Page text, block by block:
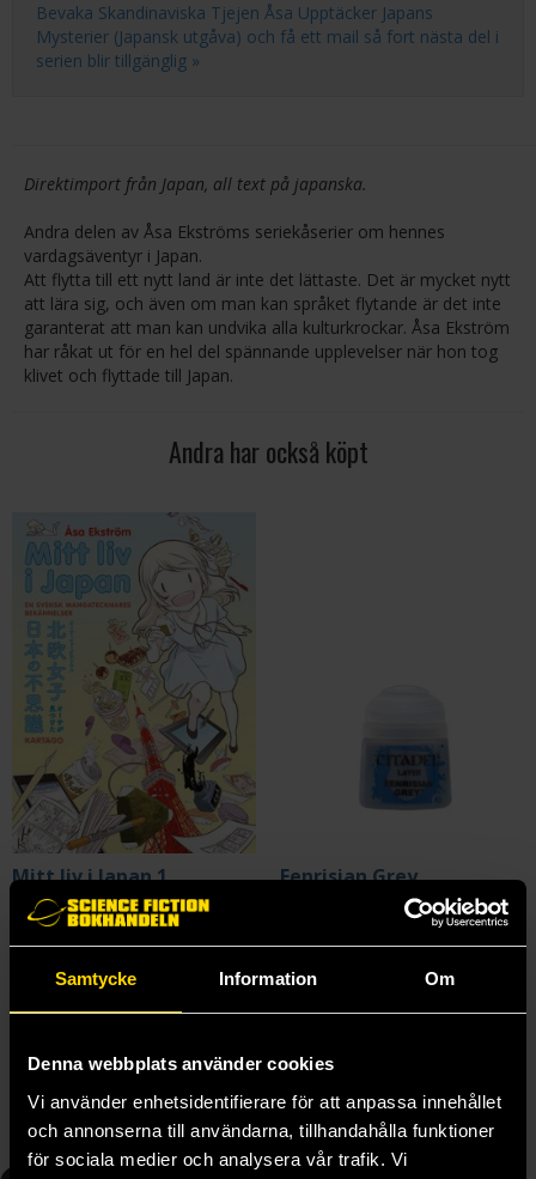
Samtycke Information Om
Denna webbplats använder cookies
Vi använder enhetsidentifierare för att anpassa innehållet
och annonserna till användarna, tillhandahålla funktioner
för sociala medier och analysera vår trafik. Vi
Bevaka Skandinaviska Tjejen Åsa Upptäcker Japans
Mysterier (Japansk utgåva) och få ett mail så fort nästa del i
serien blir tillgänglig »
Direktimport från Japan, all text på japanska.
Andra delen av Åsa Ekströms seriekåserier om hennes
vardagsäventyr i Japan.
Att flytta till ett nytt land är inte det lättaste. Det är mycket nytt
att lära sig, och även om man kan språket flytande är det inte
garanterat att man kan undvika alla kulturkrockar. Åsa Ekström
har råkat ut för en hel del spännande upplevelser när hon tog
klivet och flyttade till Japan.
Andra har också köpt
Mitt liv i Japan 1
Åsa Ekström
219 kr
Beställ
Fenrisian Grey
Beställ
Andra delar i serien